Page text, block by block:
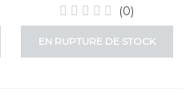
(0)
EN RUPTURE DE STOCK